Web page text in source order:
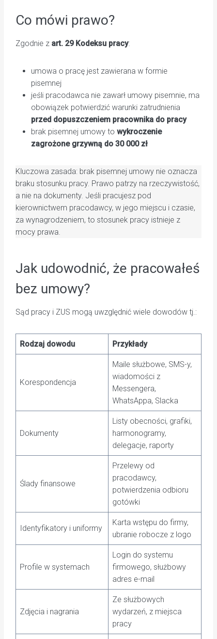
Co mówi prawo?
Zgodnie z art. 29 Kodeksu pracy:
umowa o pracę jest zawierana w formie
pisemnej
jeśli pracodawca nie zawarł umowy pisemnie, ma
obowiązek potwierdzić warunki zatrudnienia
przed dopuszczeniem pracownika do pracy
brak pisemnej umowy to wykroczenie
zagrożone grzywną do 30 000 zł
Kluczowa zasada: brak pisemnej umowy nie oznacza
braku stosunku pracy. Prawo patrzy na rzeczywistość,
a nie na dokumenty. Jeśli pracujesz pod
kierownictwem pracodawcy, w jego miejscu i czasie,
za wynagrodzeniem, to stosunek pracy istnieje z
mocy prawa.
Jak udowodnić, że pracowałeś
bez umowy?
Sąd pracy i ZUS mogą uwzględnić wiele dowodów tj.:
Rodzaj dowodu Przykłady
Korespondencja
Maile służbowe, SMS-y,
wiadomości z
Messengera,
WhatsAppa, Slacka
Dokumenty
Listy obecności, grafiki,
harmonogramy,
delegacje, raporty
Ślady finansowe
Przelewy od
pracodawcy,
potwierdzenia odbioru
gotówki
Identyfikatory i uniformy
Karta wstępu do firmy,
ubranie robocze z logo
Profile w systemach
Login do systemu
firmowego, służbowy
adres e-mail
Zdjęcia i nagrania
Ze służbowych
wydarzeń, z miejsca
pracy